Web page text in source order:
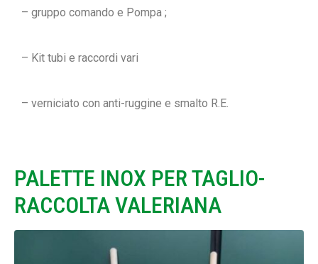
– gruppo comando e Pompa ;
– Kit tubi e raccordi vari
– verniciato con anti-ruggine e smalto R.E.
PALETTE INOX PER TAGLIO-
RACCOLTA VALERIANA